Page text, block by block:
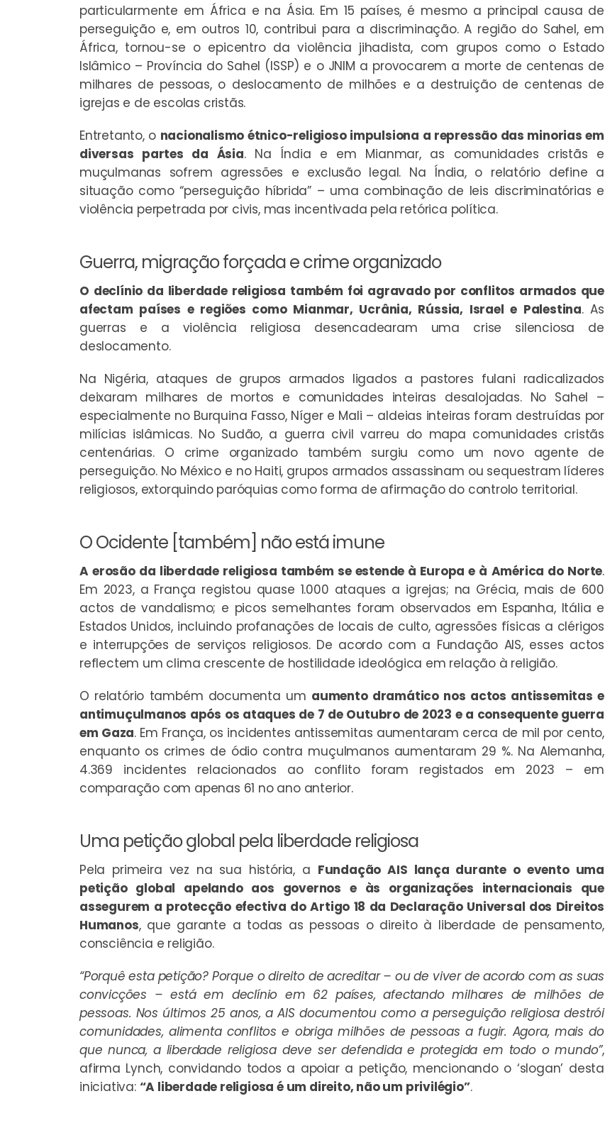
particularmente em África e na Ásia. Em 15 países, é mesmo a principal causa de
perseguição e, em outros 10, contribui para a discriminação. A região do Sahel, em
África, tornou-se o epicentro da violência jihadista, com grupos como o Estado
Islâmico – Província do Sahel (ISSP) e o JNIM a provocarem a morte de centenas de
milhares de pessoas, o deslocamento de milhões e a destruição de centenas de
igrejas e de escolas cristãs.
Entretanto, o nacionalismo étnico-religioso impulsiona a repressão das minorias em
diversas partes da Ásia. Na Índia e em Mianmar, as comunidades cristãs e
muçulmanas sofrem agressões e exclusão legal. Na Índia, o relatório define a
situação como “perseguição híbrida” – uma combinação de leis discriminatórias e
violência perpetrada por civis, mas incentivada pela retórica política.
Guerra, migração forçada e crime organizado
O declínio da liberdade religiosa também foi agravado por conflitos armados que
afectam países e regiões como Mianmar, Ucrânia, Rússia, Israel e Palestina. As
guerras e a violência religiosa desencadearam uma crise silenciosa de
deslocamento.
Na Nigéria, ataques de grupos armados ligados a pastores fulani radicalizados
deixaram milhares de mortos e comunidades inteiras desalojadas. No Sahel –
especialmente no Burquina Fasso, Níger e Mali – aldeias inteiras foram destruídas por
milícias islâmicas. No Sudão, a guerra civil varreu do mapa comunidades cristãs
centenárias. O crime organizado também surgiu como um novo agente de
perseguição. No México e no Haiti, grupos armados assassinam ou sequestram líderes
religiosos, extorquindo paróquias como forma de afirmação do controlo territorial.
O Ocidente [também] não está imune
A erosão da liberdade religiosa também se estende à Europa e à América do Norte.
Em 2023, a França registou quase 1.000 ataques a igrejas; na Grécia, mais de 600
actos de vandalismo; e picos semelhantes foram observados em Espanha, Itália e
Estados Unidos, incluindo profanações de locais de culto, agressões físicas a clérigos
e interrupções de serviços religiosos. De acordo com a Fundação AIS, esses actos
reflectem um clima crescente de hostilidade ideológica em relação à religião.
O relatório também documenta um aumento dramático nos actos antissemitas e
antimuçulmanos após os ataques de 7 de Outubro de 2023 e a consequente guerra
em Gaza. Em França, os incidentes antissemitas aumentaram cerca de mil por cento,
enquanto os crimes de ódio contra muçulmanos aumentaram 29 %. Na Alemanha,
4.369 incidentes relacionados ao conflito foram registados em 2023 – em
comparação com apenas 61 no ano anterior.
Uma petição global pela liberdade religiosa
Pela primeira vez na sua história, a Fundação AIS lança durante o evento uma
petição global apelando aos governos e às organizações internacionais que
assegurem a protecção efectiva do Artigo 18 da Declaração Universal dos Direitos
Humanos, que garante a todas as pessoas o direito à liberdade de pensamento,
consciência e religião.
“Porquê esta petição? Porque o direito de acreditar – ou de viver de acordo com as suas
convicções – está em declínio em 62 países, afectando milhares de milhões de
pessoas. Nos últimos 25 anos, a AIS documentou como a perseguição religiosa destrói
comunidades, alimenta conflitos e obriga milhões de pessoas a fugir. Agora, mais do
que nunca, a liberdade religiosa deve ser defendida e protegida em todo o mundo”,
afirma Lynch, convidando todos a apoiar a petição, mencionando o ‘slogan’ desta
iniciativa: “A liberdade religiosa é um direito, não um privilégio”.